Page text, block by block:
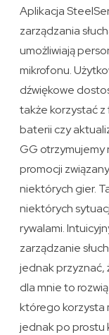
Aplikacja
zarządzania
umożliwiają
mikrofonu.
dźwiękowe
także korzystać
baterii czy
GG otrzymujemy
promocji
niektórych gier.
niektórych
rywalami.
zarządzanie
jednak przyznać,
dla mnie to
którego korzysta
jednak po prostu